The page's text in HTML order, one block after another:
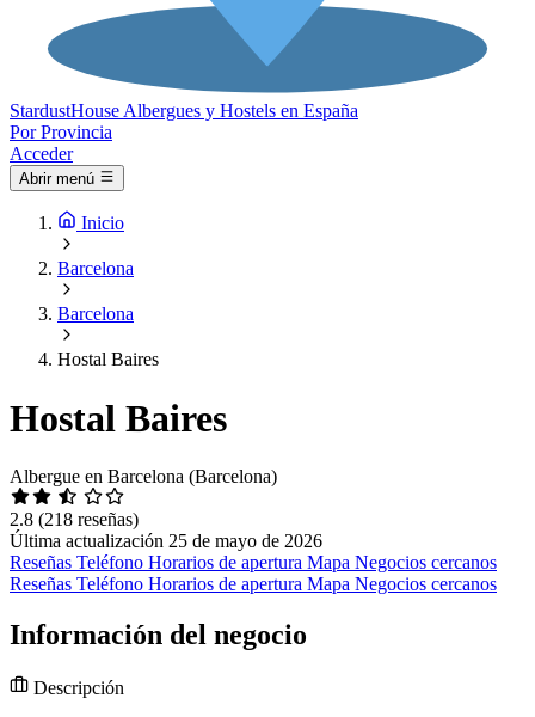
StardustHouse Albergues y Hostels en España
Por Provincia
Acceder
Abrir menú
Inicio
Barcelona
Barcelona
Hostal Baires
Hostal Baires
Albergue en Barcelona (Barcelona)
2.8 (218 reseñas)
Última actualización 25 de mayo de 2026
Reseñas Teléfono Horarios de apertura Mapa Negocios cercanos
Reseñas Teléfono Horarios de apertura Mapa Negocios cercanos
Información del negocio
Descripción